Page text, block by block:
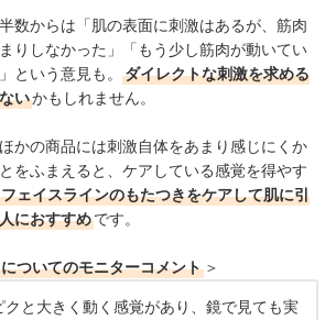
数からは「肌の表面に刺激はあるが、筋肉
りしなかった」「もう少し筋肉が動いてい
という意見も。
ダイレクトな刺激を求める
いかもしれません。
かの商品には刺激自体をあまり感じにくか
をふまえると、ケアしている感覚を得やす
フェイスラインのもたつきをケアして肌に引
におすすめです。
ついてのモニターコメント ＞
クと大きく動く感覚があり、鏡で見ても実